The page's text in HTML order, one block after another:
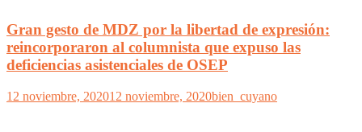
Gran gesto de MDZ por la libertad de expresión:
reincorporaron al columnista que expuso las
deficiencias asistenciales de OSEP
12 noviembre, 202012 noviembre, 2020bien_cuyano